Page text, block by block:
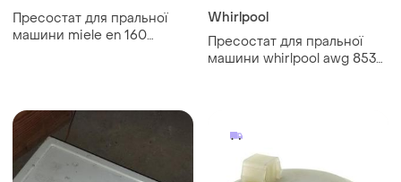
Пресостат для пральної
машини miele en 160
Whirlpool
Пресостат для пральної
машини whirlpool awg 853